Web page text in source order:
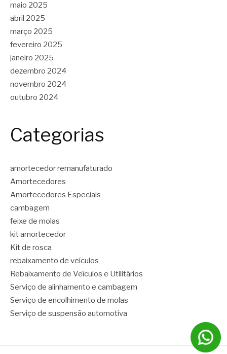
maio 2025
abril 2025
março 2025
fevereiro 2025
janeiro 2025
dezembro 2024
novembro 2024
outubro 2024
Categorias
amortecedor remanufaturado
Amortecedores
Amortecedores Especiais
cambagem
feixe de molas
kit amortecedor
Kit de rosca
rebaixamento de veículos
Rebaixamento de Veículos e Utilitários
Serviço de alinhamento e cambagem
Serviço de encolhimento de molas
Serviço de suspensão automotiva